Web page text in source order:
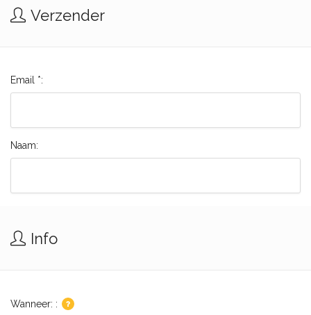
Verzender
Email *:
Naam:
Info
Wanneer: :